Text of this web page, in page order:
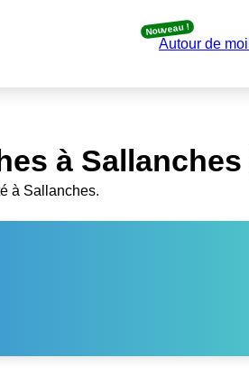
Autour de moi
Nouveau !
à Sallanches
à Sallanches.